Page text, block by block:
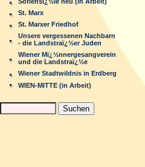
St. Marx
St. Marxer Friedhof
Unsere vergessenen Nachbarn
- die Landstraï¿½er Juden
Wiener Mï¿½nnergesangverein
und die Landstraï¿½e
Wiener Stadtwildnis in Erdberg
WIEN-MITTE (in Arbeit)